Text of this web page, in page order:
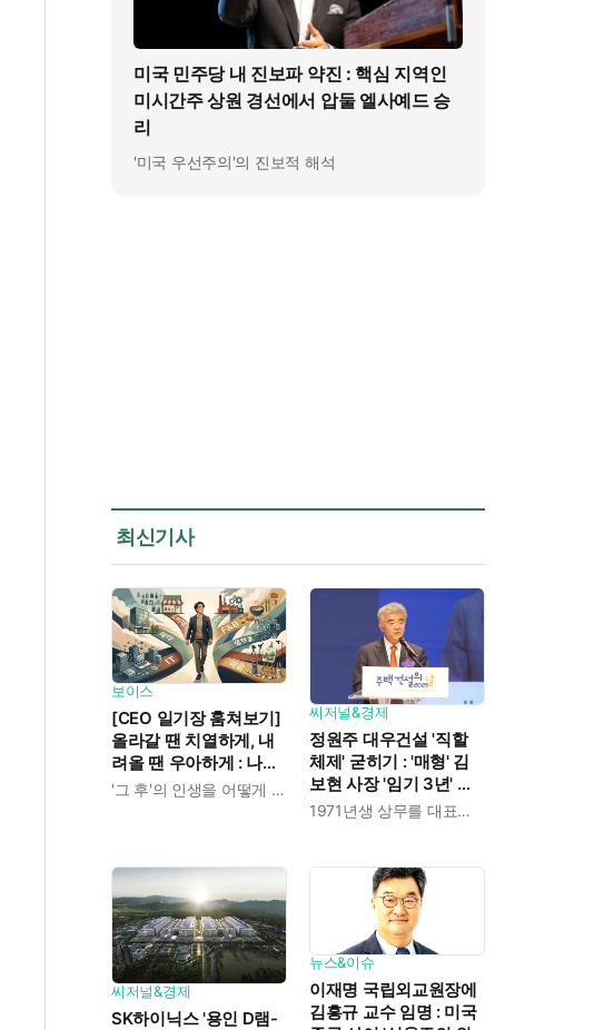
미국 민주당 내 진보파 약진 : 핵심 지역인
미시간주 상원 경선에서 압둘 엘사예드 승
리
'미국 우선주의'의 진보적 해석
최신기사
보이스
[CEO 일기장 훔쳐보기]
올라갈 땐 치열하게, 내
려올 땐 우아하게 : 나만
의 커리어 설계법
'그 후'의 인생을 어떻게 살 것인가
씨저널&경제
정원주 대우건설 '직할
체제' 굳히기 : '매형' 김
보현 사장 '임기 3년' 받
고 4개월 만에 물러났다
1971년생 상무를 대표이사로 발탁
씨저널&경제
SK하이닉스 '용인 D램-
뉴스&이슈
이재명 국립외교원장에
김흥규 교수 임명 : 미국